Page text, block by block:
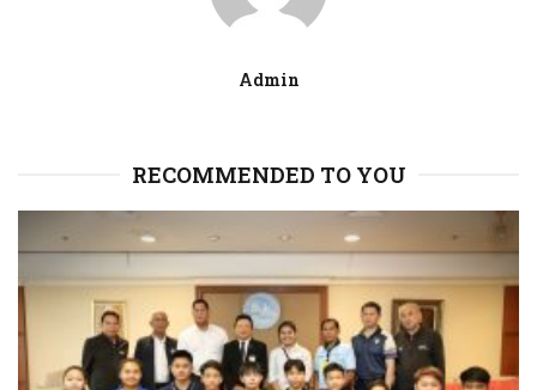
Admin
RECOMMENDED TO YOU